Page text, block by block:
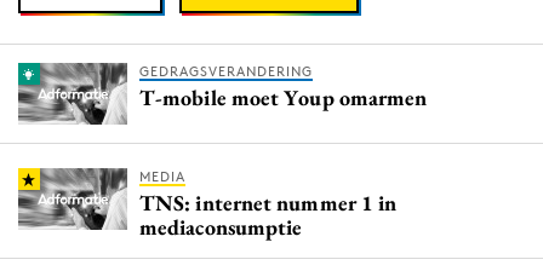
GEDRAGSVERANDERING
T-mobile moet Youp omarmen
MEDIA
TNS: internet nummer 1 in
mediaconsumptie